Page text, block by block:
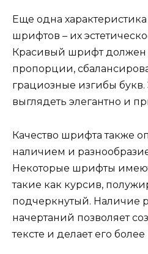
Еще одна
шрифтов – их
Красивый шрифт
пропорции,
грациозные изгибы букв.
выглядеть элегантно и
Качество шрифта также
наличием и
Некоторые шрифты
такие как курсив,
подчеркнутый. Наличие
начертаний позволяет
тексте и делает его